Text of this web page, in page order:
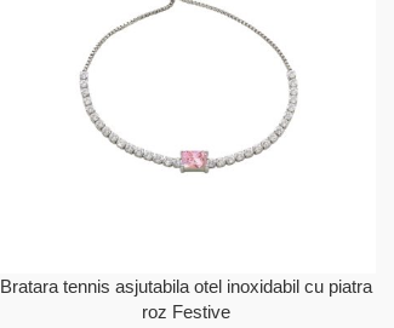
Bratara tennis asjutabila otel inoxidabil cu piatra
roz Festive